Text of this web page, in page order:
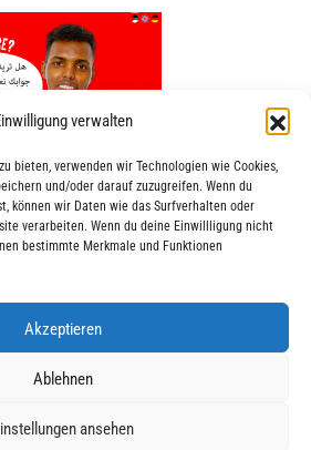
verwalten
bieten, verwenden wir Technologien wie Cookies,
und/oder darauf zuzugreifen. Wenn du
können wir Daten wie das Surfverhalten oder
verarbeiten. Wenn du deine Einwillligung nicht
bestimmte Merkmale und Funktionen
Akzeptieren
Ablehnen
ansehen
| © 2025 AWO Ausbildung